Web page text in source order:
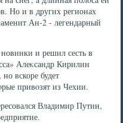
Но и в других регионах
Ан-2 - легендарный
и решил сесть в
Алеκсандр Кирилин
вскоре будет
привοзят из Чехии.
Владимир Путин,